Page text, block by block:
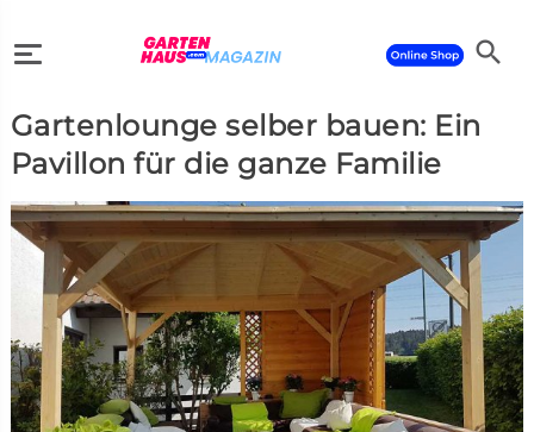
search
search
Gartenlounge selber bauen: Ein
Pavillon für die ganze Familie